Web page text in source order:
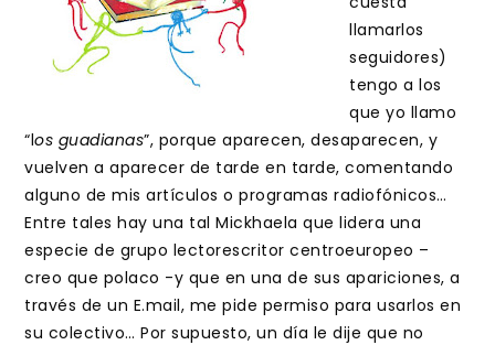
llamarlos
seguidores)
tengo a los
que yo llamo
“los guadianas”, porque aparecen, desaparecen, y
vuelven a aparecer de tarde en tarde, comentando
alguno de mis artículos o programas radiofónicos…
Entre tales hay una tal Mickhaela que lidera una
especie de grupo lectorescritor centroeuropeo –
creo que polaco -y que en una de sus apariciones, a
través de un E.mail, me pide permiso para usarlos en
su colectivo… Por supuesto, un día le dije que no